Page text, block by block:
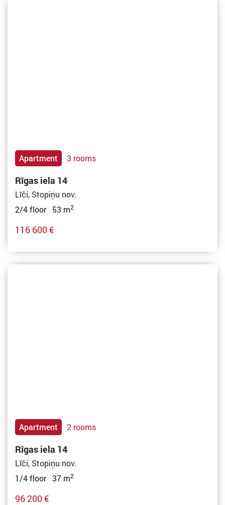
Apartment 3 rooms
Rīgas iela 14
Līči, Stopiņu nov.
2/4 floor 53 m2
116 600 €
Apartment 2 rooms
Rīgas iela 14
Līči, Stopiņu nov.
1/4 floor 37 m2
96 200 €